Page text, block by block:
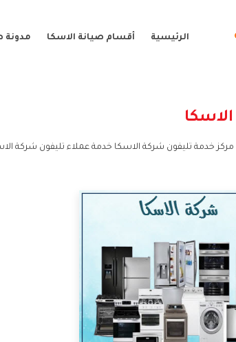
الرئيسية أقسام صيانة الاسكا مدونة
الاسكا
مركز خدمة تليفون شركة الاسكا خدمة عملاء تليفون شركة